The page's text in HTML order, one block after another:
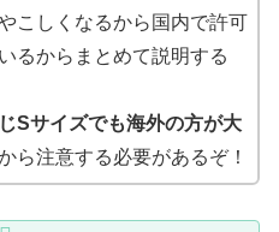
こしくなるから国内で許可
るからまとめて説明する
Sサイズでも海外の方が大
ら注意する必要があるぞ！